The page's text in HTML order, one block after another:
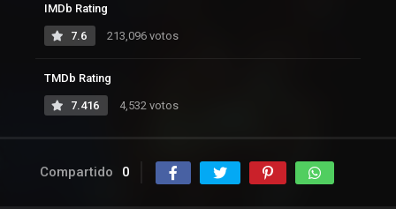
IMDb Rating
7.6 213,096 votos
TMDb Rating
7.416 4,532 votos
Compartido 0